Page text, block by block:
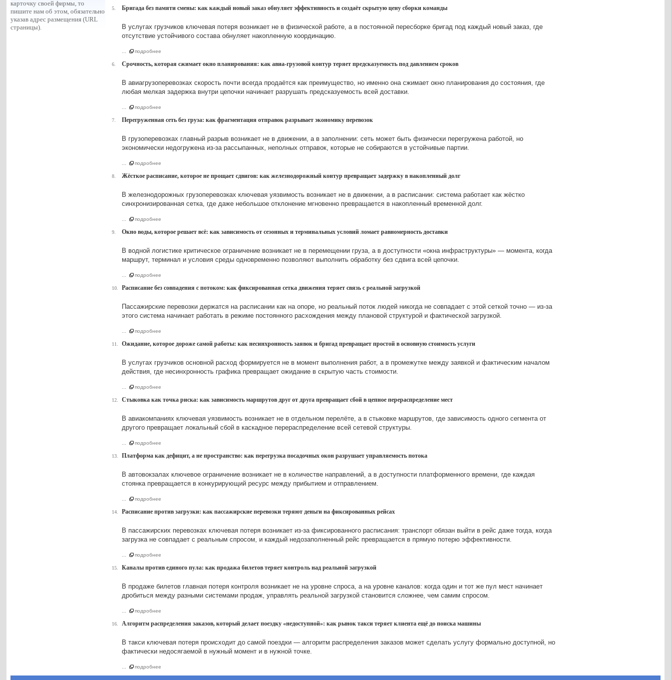
карточку своей фирмы, то
пишите нам об этом, обязательно
указав адрес размещения (URL
страницы).
5. Бригада без памяти смены: как каждый новый заказ обнуляет эффективность и создаёт скрытую цену сборки команды
В услугах грузчиков ключевая потеря возникает не в физической работе, а в постоянной пересборке бригад под каждый новый заказ, где
отсутствие устойчивого состава обнуляет накопленную координацию.
подробнее
6. Срочность, которая сжимает окно планирования: как авиа-грузовой контур теряет предсказуемость под давлением сроков
В авиагрузоперевозках скорость почти всегда продаётся как преимущество, но именно она сжимает окно планирования до состояния, где
любая мелкая задержка внутри цепочки начинает разрушать предсказуемость всей доставки.
подробнее
7. Перегруженная сеть без груза: как фрагментация отправок разрывает экономику перевозок
В грузоперевозках главный разрыв возникает не в движении, а в заполнении: сеть может быть физически перегружена работой, но
экономически недогружена из-за рассыпанных, неполных отправок, которые не собираются в устойчивые партии.
подробнее
8. Жёсткое расписание, которое не прощает сдвигов: как железнодорожный контур превращает задержку в накопленный долг
В железнодорожных грузоперевозках ключевая уязвимость возникает не в движении, а в расписании: система работает как жёстко
синхронизированная сетка, где даже небольшое отклонение мгновенно превращается в накопленный временной долг.
подробнее
9. Окно воды, которое решает всё: как зависимость от сезонных и терминальных условий ломает равномерность доставки
В водной логистике критическое ограничение возникает не в перемещении груза, а в доступности «окна инфраструктуры» — момента, когда
маршрут, терминал и условия среды одновременно позволяют выполнить обработку без сдвига всей цепочки.
подробнее
10. Расписание без совпадения с потоком: как фиксированная сетка движения теряет связь с реальной загрузкой
Пассажирские перевозки держатся на расписании как на опоре, но реальный поток людей никогда не совпадает с этой сеткой точно — из-за
этого система начинает работать в режиме постоянного расхождения между плановой структурой и фактической загрузкой.
подробнее
11. Ожидание, которое дороже самой работы: как несинхронность заявок и бригад превращает простой в основную стоимость услуги
В услугах грузчиков основной расход формируется не в момент выполнения работ, а в промежутке между заявкой и фактическим началом
действия, где несинхронность графика превращает ожидание в скрытую часть стоимости.
подробнее
12. Стыковка как точка риска: как зависимость маршрутов друг от друга превращает сбой в цепное перераспределение мест
В авиакомпаниях ключевая уязвимость возникает не в отдельном перелёте, а в стыковке маршрутов, где зависимость одного сегмента от
другого превращает локальный сбой в каскадное перераспределение всей сетевой структуры.
подробнее
13. Платформа как дефицит, а не пространство: как перегрузка посадочных окон разрушает управляемость потока
В автовокзалах ключевое ограничение возникает не в количестве направлений, а в доступности платформенного времени, где каждая
стоянка превращается в конкурирующий ресурс между прибытием и отправлением.
подробнее
14. Расписание против загрузки: как пассажирские перевозки теряют деньги на фиксированных рейсах
В пассажирских перевозках ключевая потеря возникает из-за фиксированного расписания: транспорт обязан выйти в рейс даже тогда, когда
загрузка не совпадает с реальным спросом, и каждый недозаполненный рейс превращается в прямую потерю эффективности.
подробнее
15. Каналы против единого пула: как продажа билетов теряет контроль над реальной загрузкой
В продаже билетов главная потеря контроля возникает не на уровне спроса, а на уровне каналов: когда один и тот же пул мест начинает
дробиться между разными системами продаж, управлять реальной загрузкой становится сложнее, чем самим спросом.
подробнее
16. Алгоритм распределения заказов, который делает поездку «недоступной»: как рынок такси теряет клиента ещё до поиска машины
В такси ключевая потеря происходит до самой поездки — алгоритм распределения заказов может сделать услугу формально доступной, но
фактически недосягаемой в нужный момент и в нужной точке.
подробнее